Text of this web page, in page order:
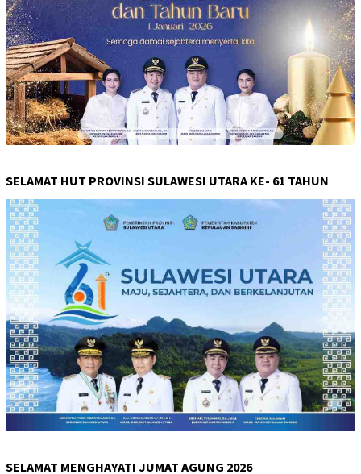
SELAMAT HUT PROVINSI SULAWESI UTARA KE- 61 TAHUN
SELAMAT MENGHAYATI JUMAT AGUNG 2026